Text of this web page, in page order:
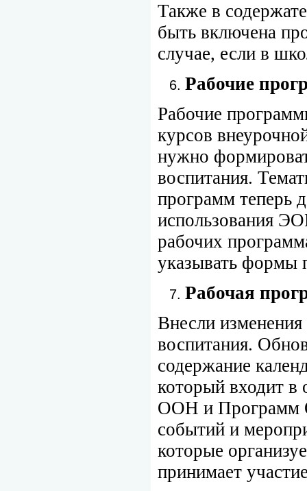
Также в
быть включена
случае, если в
Рабочие
Рабочие
курсов
нужно
воспитания.
программ теперь
использования
рабочих
указывать формы
Рабочая
Внесли
воспитания.
содержание
который входит в
ООН и Программ
событий и
которые
принимает